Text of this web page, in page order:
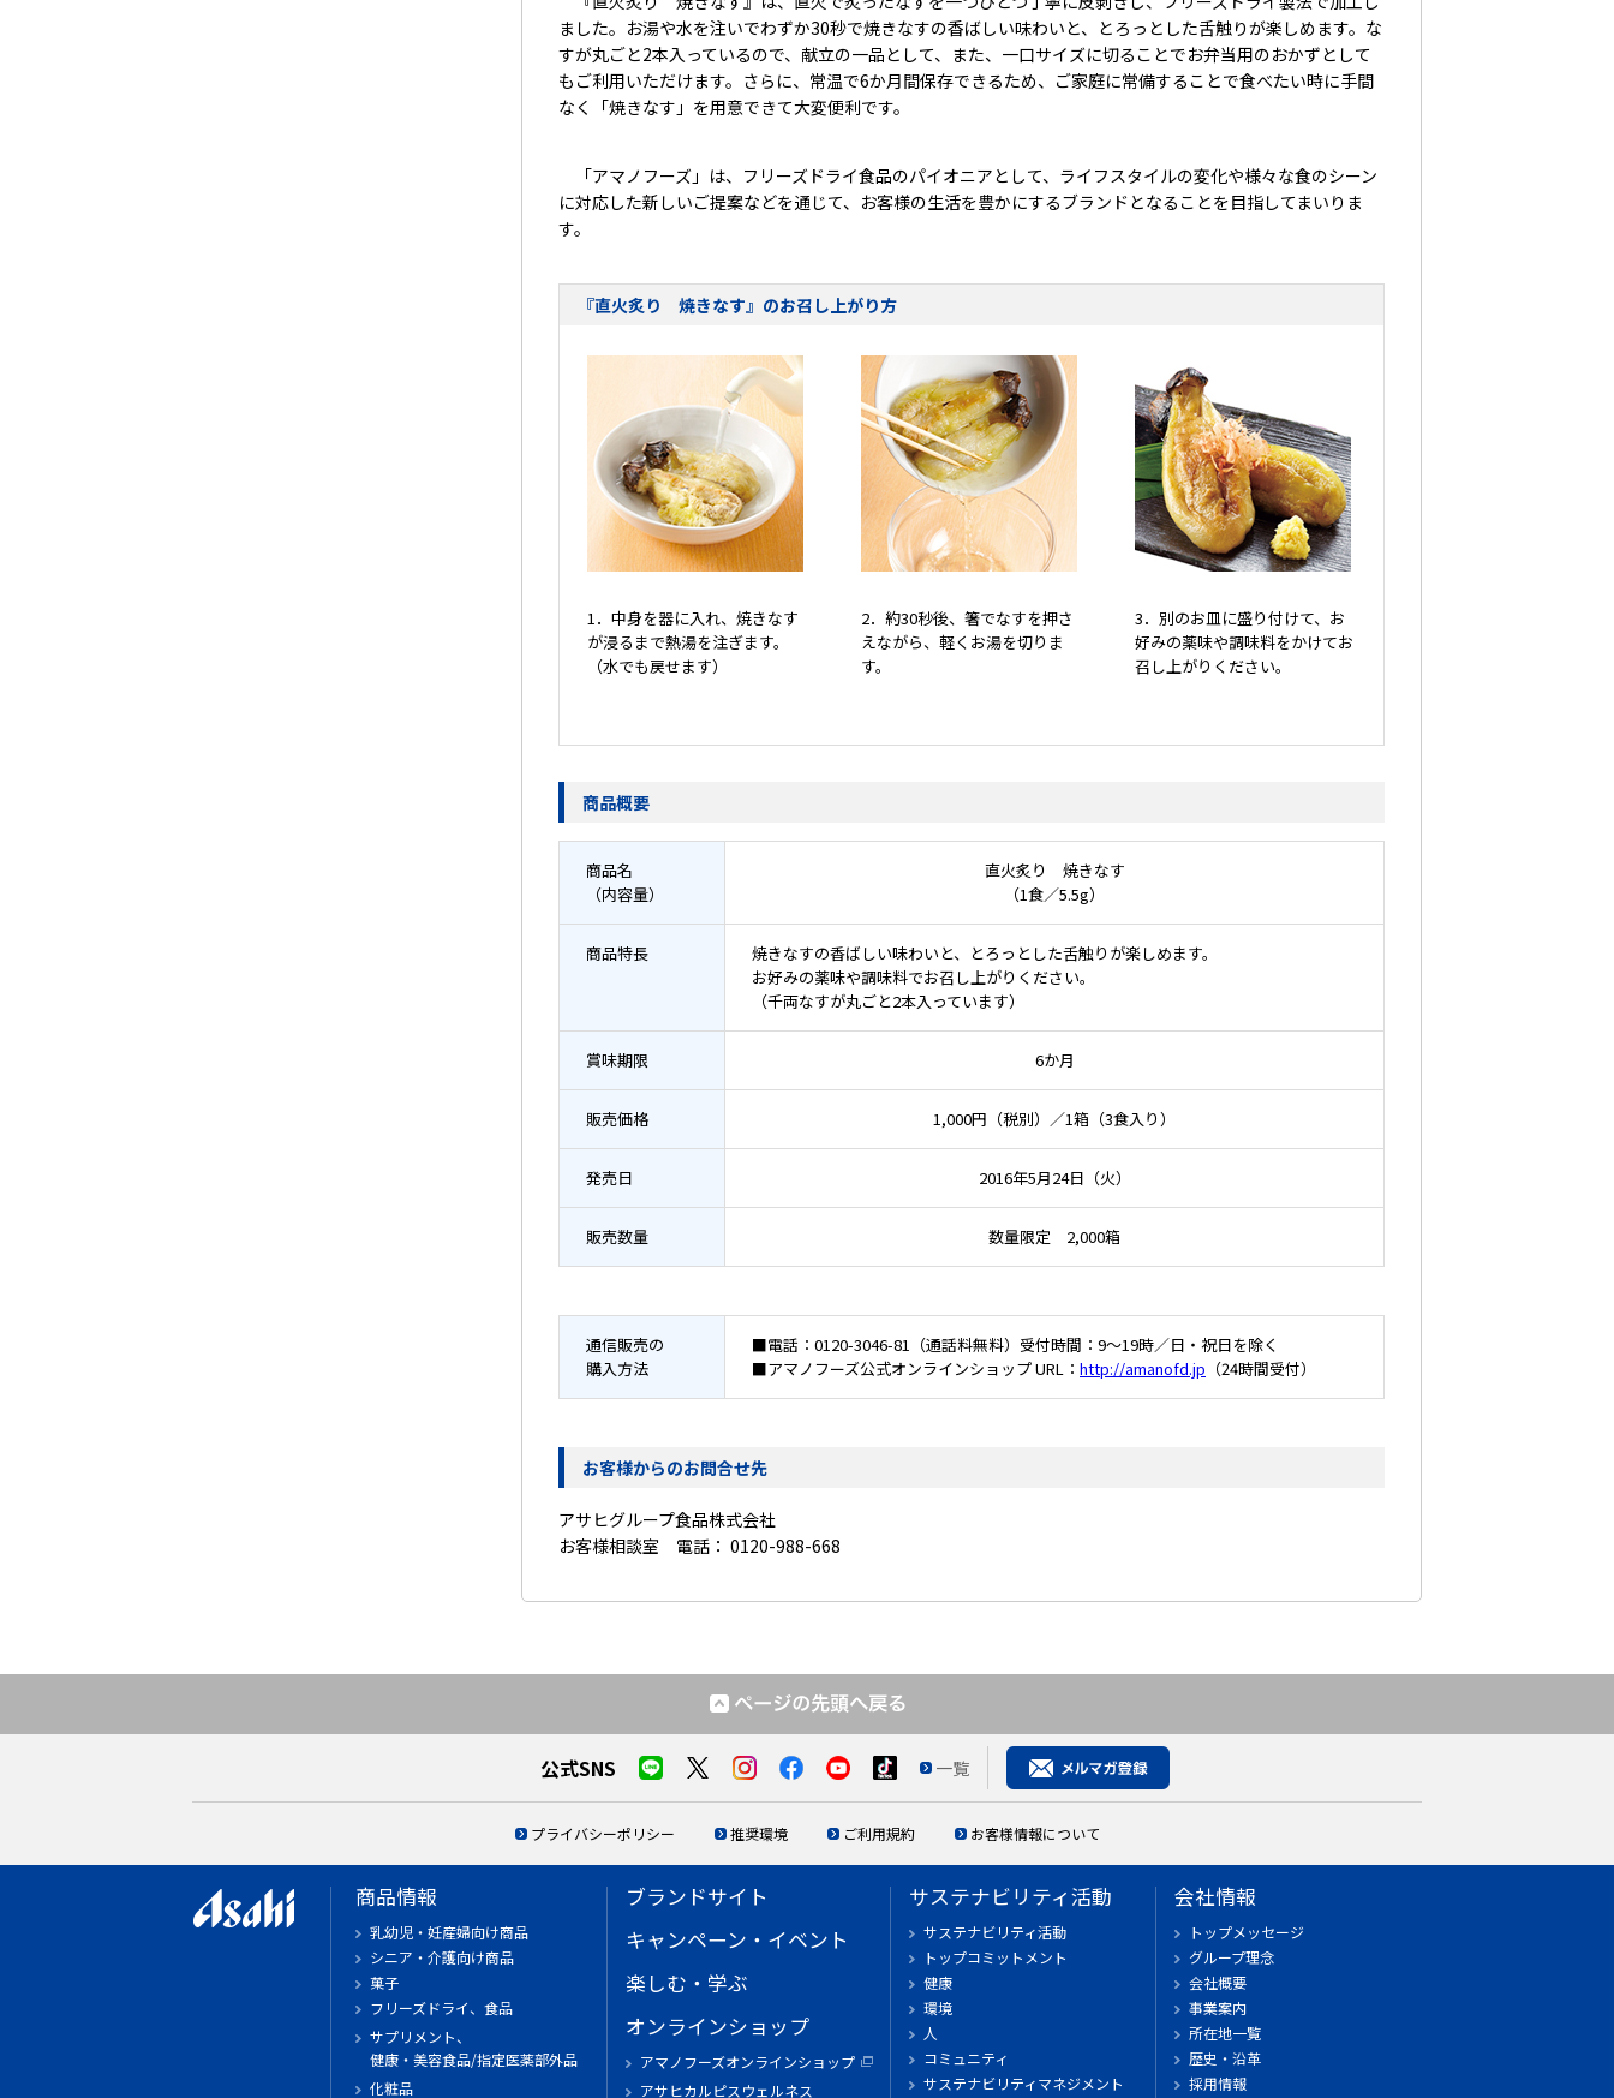
ました。お湯や水を注いでわずか30秒で焼きなすの香ばしい味わいと、とろっとした舌触りが楽しめます。な
すが丸ごと2本入っているので、献立の一品として、また、一口サイズに切ることでお弁当用のおかずとして
もご利用いただけます。さらに、常温で6か月間保存できるため、ご家庭に常備することで食べたい時に手間
なく「焼きなす」を用意できて大変便利です。
「アマノフーズ」は、フリーズドライ食品のパイオニアとして、ライフスタイルの変化や様々な食のシーン
に対応した新しいご提案などを通じて、お客様の生活を豊かにするブランドとなることを目指してまいりま
す。
『直火炙り 焼きなす』のお召し上がり方
1．中身を器に入れ、焼きなす
が浸るまで熱湯を注ぎます。
（水でも戻せます）
2．約30秒後、箸でなすを押さ
えながら、軽くお湯を切りま
す。
3．別のお皿に盛り付けて、お
好みの薬味や調味料をかけてお
召し上がりください。
商品概要
商品名
（内容量）
直火炙り 焼きなす
（1食／5.5g）
商品特長
焼きなすの香ばしい味わいと、とろっとした舌触りが楽しめます。
お好みの薬味や調味料でお召し上がりください。
（千両なすが丸ごと2本入っています）
賞味期限 6か月
販売価格 1,000円（税別）／1箱（3食入り）
発売日 2016年5月24日（火）
販売数量 数量限定 2,000箱
通信販売の
購入方法
■電話：0120-3046-81（通話料無料）受付時間：9～19時／日・祝日を除く
■アマノフーズ公式オンラインショップ URL： http://amanofd.jp （24時間受付）
お客様からのお問合せ先
アサヒグループ食品株式会社
お客様相談室 電話： 0120-988-668
公式SNS 一覧
プライバシーポリシー 推奨環境 ご利用規約 お客様情報について
商品情報
乳幼児・妊産婦向け商品
シニア・介護向け商品
菓子
フリーズドライ、食品
サプリメント、
健康・美容食品/指定医薬部外品
化粧品
ブランドサイト
キャンペーン・イベント
楽しむ・学ぶ
オンラインショップ
アマノフーズオンラインショップ
アサヒカルピスウェルネス
サステナビリティ活動
サステナビリティ活動
トップコミットメント
健康
環境
人
コミュニティ
サステナビリティマネジメント
会社情報
トップメッセージ
グループ理念
会社概要
事業案内
所在地一覧
歴史・沿革
採用情報